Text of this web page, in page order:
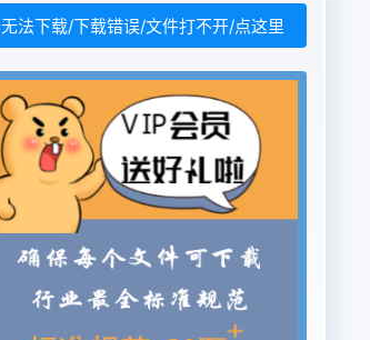
无法下载/下载错误/文件打不开/点这里